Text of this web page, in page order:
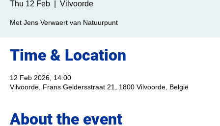
Thu 12 Feb Vilvoorde
Met Jens Verwaert van Natuurpunt
Time & Location
12 Feb 2026, 14:00
Vilvoorde, Frans Geldersstraat 21, 1800 Vilvoorde, België
About the event